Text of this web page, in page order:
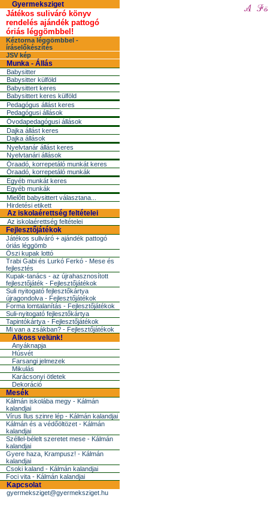
Gyermeksziget
Játékos suliváró könyv
rendelés ajándék pattogó
óriás léggömbbel!
Kéztorna léggömbbel -
íráselőkészítés
JSV kép
Munka - Állás
Babysitter
Babysitter külföld
Babysittert keres
Babysittert keres külföld
Pedagógus állást keres
Pedagógusi állások
Óvodapedagógusi állások
Dajka állást keres
Dajka állások
Nyelvtanár állást keres
Nyelvtanári állások
Óraadó, korrepetáló munkát keres
Óraadó, korrepetáló munkák
Egyéb munkát keres
Egyéb munkák
Mielõtt babysittert választana...
Hirdetési etikett
Az iskolaérettség feltételei
Az iskolaérettség feltételei
Fejlesztőjátékok
Játékos suliváró + ajándék pattogó
óriás léggömb
Őszi kupak lottó
Trabi Gabi és Lurkó Ferkó - Mese és
fejlesztés
Kupak-tanács - az újrahasznosított
fejlesztőjáték - Fejlesztőjátékok
Suli nyitogató fejlesztőkártya
újragondolva - Fejlesztőjátékok
Forma lomtalanítás - Fejlesztőjátékok
Suli-nyitogató fejlesztőkártya
Tapintókártya - Fejlesztőjátékok
Mi van a zsákban? - Fejlesztőjátékok
Alkoss velünk!
Anyáknapja
Húsvét
Farsangi jelmezek
Mikulás
Karácsonyi ötletek
Dekoráció
Mesék
Kálmán iskolába megy - Kálmán
kalandjai
Vírus Ilus szinre lép - Kálmán kalandjai
Kálmán és a védőöltözet - Kálmán
kalandjai
Széllel-bélelt szeretet mese - Kálmán
kalandjai
Gyere haza, Krampusz! - Kálmán
kalandjai
Csoki kaland - Kálmán kalandjai
Foci vita - Kálmán kalandjai
Kapcsolat
gyermeksziget@gyermeksziget.hu